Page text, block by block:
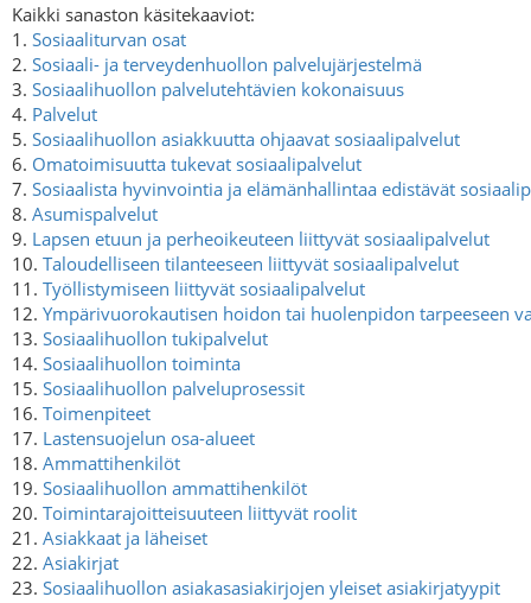
Kaikki sanaston käsitekaaviot:
1. Sosiaaliturvan osat
2. Sosiaali- ja terveydenhuollon palvelujärjestelmä
3. Sosiaalihuollon palvelutehtävien kokonaisuus
4. Palvelut
5. Sosiaalihuollon asiakkuutta ohjaavat sosiaalipalvelut
6. Omatoimisuutta tukevat sosiaalipalvelut
7. Sosiaalista hyvinvointia ja elämänhallintaa edistävät
8. Asumispalvelut
9. Lapsen etuun ja perheoikeuteen liittyvät sosiaalipalvelut
10. Taloudelliseen tilanteeseen liittyvät sosiaalipalvelut
11. Työllistymiseen liittyvät sosiaalipalvelut
12. Ympärivuorokautisen hoidon tai huolenpidon tarpeeseen
13. Sosiaalihuollon tukipalvelut
14. Sosiaalihuollon toiminta
15. Sosiaalihuollon palveluprosessit
16. Toimenpiteet
17. Lastensuojelun osa-alueet
18. Ammattihenkilöt
19. Sosiaalihuollon ammattihenkilöt
20. Toimintarajoitteisuuteen liittyvät roolit
21. Asiakkaat ja läheiset
22. Asiakirjat
23. Sosiaalihuollon asiakasasiakirjojen yleiset asiakirjatyypit